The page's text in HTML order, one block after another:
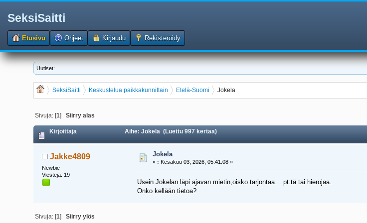
SeksiSaitti
Etusivu Ohjeet Kirjaudu Rekisteröidy
Uutiset:
SeksiSaitti Keskustelua paikkakunnittain Etelä-Suomi Jokela
Sivuja: [1] Siirry alas
Kirjoittaja Aihe: Jokela (Luettu 997 kertaa)
Jakke4809
Newbie
Viestejä: 19
Jokela
« : Kesäkuu 03, 2026, 05:41:08 »
Usein Jokelan läpi ajavan mietin,oisko tarjontaa… pt:tä tai hierojaa.
Onko kellään tietoa?
Sivuja: [1] Siirry ylös